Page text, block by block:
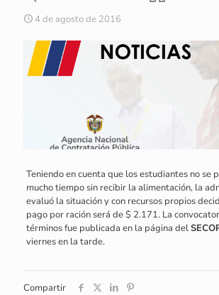
4 de agosto de 2016
Teniendo en cuenta que los estudiantes no se
mucho tiempo sin recibir la alimentación, la
evaluó la situación y con recursos propios
pago por ración será de $ 2.171. La
términos fue publicada en la página del
viernes en la tarde.
Compartir